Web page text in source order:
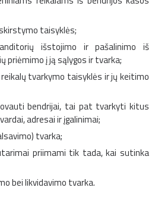
taisyklės;
išstojimo ir pašalinimo iš
priėmimo į ją sąlygos ir tvarka;
tvarkymo taisyklės ir jų keitimo
bendrijai, tai pat tvarkyti kitus
adresai ir įgalinimai;
tvarka;
priimami tik tada, kai sutinka
bei likvidavimo tvarka.